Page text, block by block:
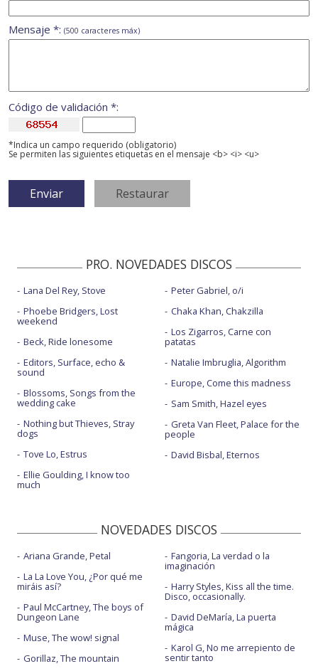
Mensaje *: (500 caracteres máx)
Código de validación *:
*Indica un campo requerido (obligatorio)
Se permiten las siguientes etiquetas en el mensaje <b> <i> <u>
PRO. NOVEDADES DISCOS
Lana Del Rey, Stove
Phoebe Bridgers, Lost
weekend
Beck, Ride lonesome
Editors, Surface, echo &
sound
Blossoms, Songs from the
wedding cake
Nothing but Thieves, Stray
dogs
Tove Lo, Estrus
Ellie Goulding, I know too
much
Peter Gabriel, o/i
Chaka Khan, Chakzilla
Los Zigarros, Carne con
patatas
Natalie Imbruglia, Algorithm
Europe, Come this madness
Sam Smith, Hazel eyes
Greta Van Fleet, Palace for the
people
David Bisbal, Eternos
NOVEDADES DISCOS
Ariana Grande, Petal
La La Love You, ¿Por qué me
miráis así?
Paul McCartney, The boys of
Dungeon Lane
Muse, The wow! signal
Gorillaz, The mountain
Fangoria, La verdad o la
imaginación
Harry Styles, Kiss all the time.
Disco, occasionally.
David DeMaría, La puerta
mágica
Karol G, No me arrepiento de
sentir tanto